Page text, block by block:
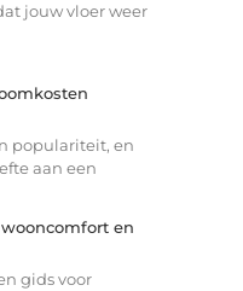
jouw vloer weer
populariteit, en
aan een
en
gids voor